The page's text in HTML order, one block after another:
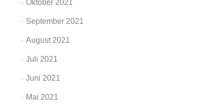
Oktober 2021
September 2021
August 2021
Juli 2021
Juni 2021
Mai 2021